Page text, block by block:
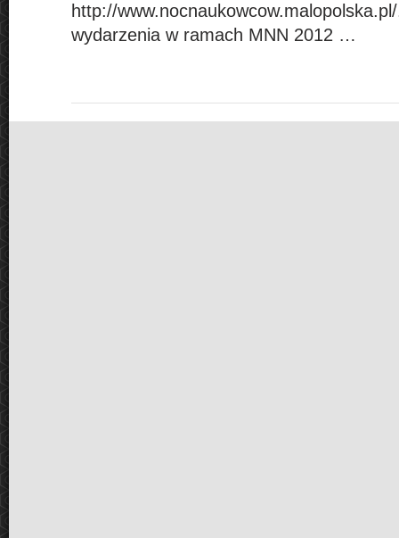
http://
wydarzenia w ramach MNN 2012 …